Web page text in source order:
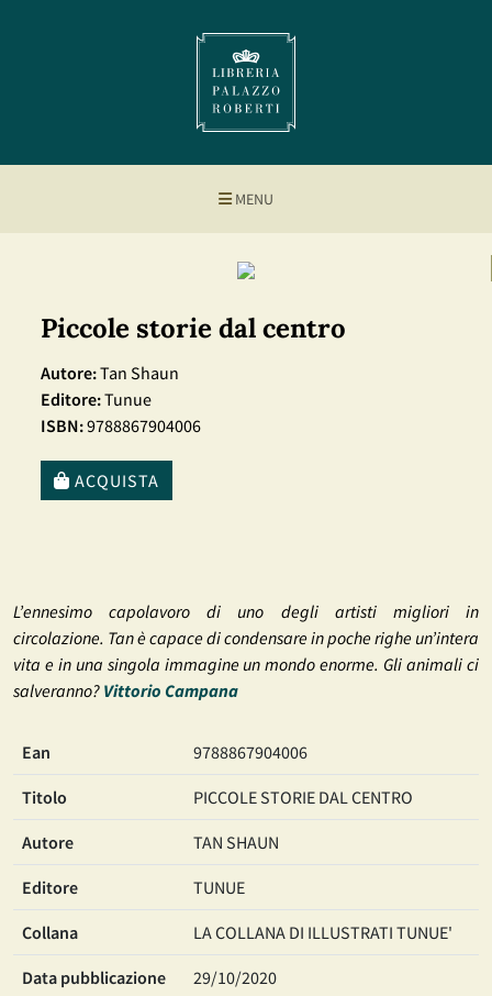
MENU
Piccole storie dal centro
Autore:Tan Shaun
Editore:Tunue
ISBN:9788867904006
ACQUISTA
L’ennesimo capolavoro di uno degli artisti migliori in
circolazione. Tan è capace di condensare in poche righe un’intera
vita e in una singola immagine un mondo enorme. Gli animali ci
salveranno? Vittorio Campana
Ean 9788867904006
Titolo PICCOLE STORIE DAL CENTRO
Autore TAN SHAUN
Editore TUNUE
Collana LA COLLANA DI ILLUSTRATI TUNUE'
Data pubblicazione 29/10/2020